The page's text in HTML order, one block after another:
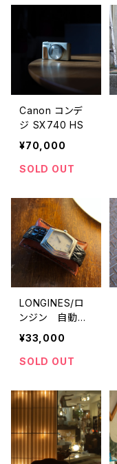
Canon コンデ
ジ SX740 HS
¥70,000
SOLD OUT
LONGINES/ロ
ンジン 自動巻
き六角ウォッチ
¥33,000
SOLD OUT